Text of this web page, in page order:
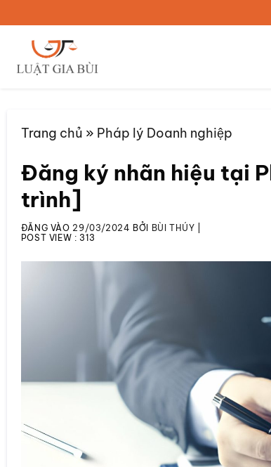
qua
dung
Trang chủ » Pháp lý Doanh nghiệp
Đăng ký nhãn hiệu tại
trình]
ĐĂNG VÀO 29/03/2024 BỞI BÙI THÚY
POST VIEW : 313